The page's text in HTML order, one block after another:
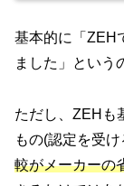
基本的に「ZEH
ました」という
ただし、ZEHも
もの(認定を受
較がメーカーの